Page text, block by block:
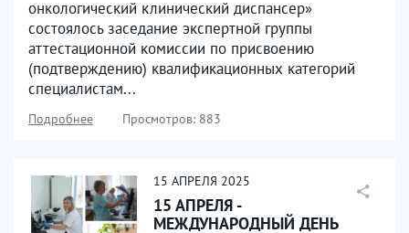
онкологический клинический диспансер»
состоялось заседание экспертной группы
аттестационной комиссии по присвоению
(подтверждению) квалификационных категорий
специалистам...
Подробнее Просмотров: 883
15 АПРЕЛЯ 2025
15 АПРЕЛЯ -
МЕЖДУНАРОДНЫЙ ДЕНЬ